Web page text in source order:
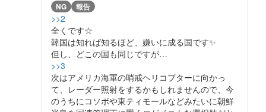
NG 報告
>>2
全くです☆
韓国は知れば知るほど、嫌いに成る国です✨️
但し、どこの国も同じですが…
>>3
次はアメリカ海軍の哨戒ヘリコプターに向かっ
て、レーダー照射をするかもしれませんので、今
のうちにコソボや東ティモールなどみたいに朝鮮